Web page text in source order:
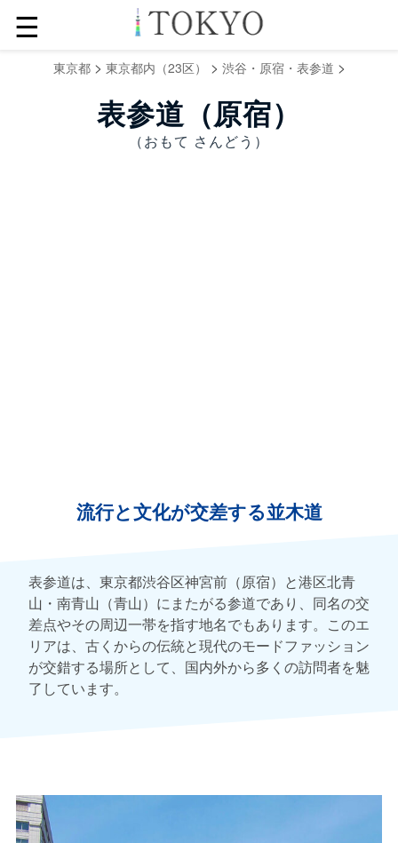
☰
東京都> 東京都内（23区） > 渋谷・原宿・表参道 >
表参道（原宿）
（おもて さんどう）
流行と文化が交差する並木道
表参道は、東京都渋谷区神宮前（原宿）と港区北青
山・南青山（青山）にまたがる参道であり、同名の交
差点やその周辺一帯を指す地名でもあります。このエ
リアは、古くからの伝統と現代のモードファッション
が交錯する場所として、国内外から多くの訪問者を魅
了しています。